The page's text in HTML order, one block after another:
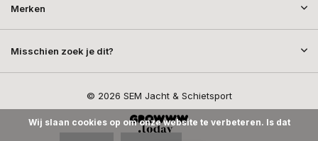
Merken
Misschien zoek je dit?
© 2026 SEM Jacht & Schietsport
Wij slaan cookies op om onze website te verbeteren. Is dat